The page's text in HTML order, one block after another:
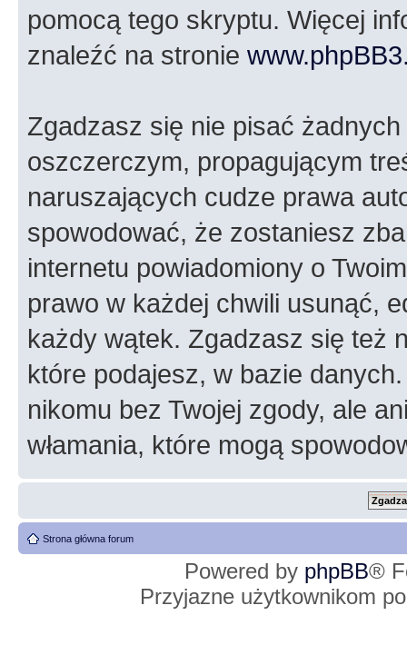
pomocą tego skryptu. Więcej
znaleźć na stronie
Zgadzasz się nie pisać
oszczerczym, propagującym
naruszających cudze prawa
spowodować, że zostaniesz
internetu powiadomiony o
prawo w każdej chwili usunąć,
każdy wątek. Zgadzasz się też
które podajesz, w bazie
nikomu bez Twojej zgody, ale
włamania, które mogą
Strona główna forum
Powered by phpBB®
Przyjazne użytkownikom